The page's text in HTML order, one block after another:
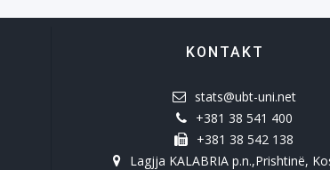
KONTAKT
stats@ubt-uni.net
+381 38 541 400
+381 38 542 138
Lagjja KALABRIA p.n.,Prishtinë,